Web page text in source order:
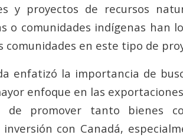
y proyectos de recursos
o comunidades indígenas han
comunidades en este tipo de
enfatizó la importancia de
enfoque en las
de promover tanto bienes
con Canadá,